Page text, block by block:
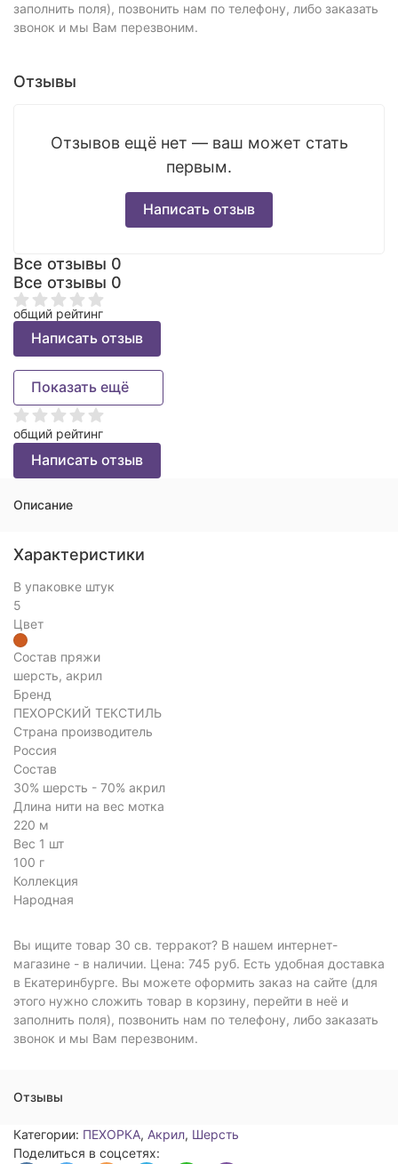
заполнить поля), позвонить нам по телефону, либо заказать
звонок и мы Вам перезвоним.
Отзывы
Отзывов ещё нет — ваш может стать
первым.
Написать отзыв
Все отзывы 0
Все отзывы 0
общий рейтинг
Написать отзыв
Показать ещё
общий рейтинг
Написать отзыв
Описание
Характеристики
В упаковке штук
5
Цвет
Состав пряжи
шерсть, акрил
Бренд
ПЕХОРСКИЙ ТЕКСТИЛЬ
Страна производитель
Россия
Состав
30% шерсть - 70% акрил
Длина нити на вес мотка
220 м
Вес 1 шт
100 г
Коллекция
Народная
Вы ищите товар 30 св. терракот? В нашем интернет-
магазине - в наличии. Цена: 745 руб. Есть удобная доставка
в Екатеринбурге. Вы можете оформить заказ на сайте (для
этого нужно сложить товар в корзину, перейти в неё и
заполнить поля), позвонить нам по телефону, либо заказать
звонок и мы Вам перезвоним.
Отзывы
Категории: ПЕХОРКА, Акрил, Шерсть
Поделиться в соцсетях: